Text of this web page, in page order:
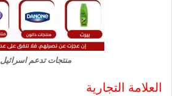
منتجات تدعم اسرائيل
العلامة التجارية